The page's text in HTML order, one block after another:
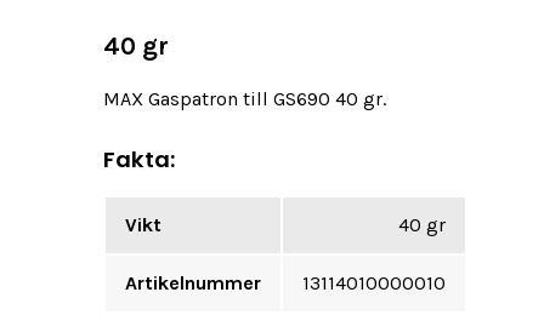
40 gr
MAX Gaspatron till GS690 40 gr.
Fakta:
Vikt 40 gr
Artikelnummer 13114010000010